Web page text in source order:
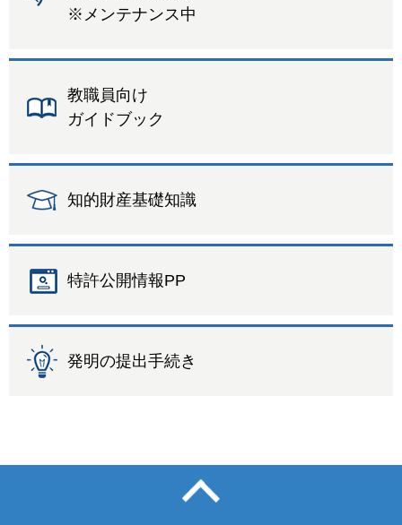
※メンテナンス中
教職員向け
ガイドブック
知的財産基礎知識
特許公開情報PP
発明の提出手続き